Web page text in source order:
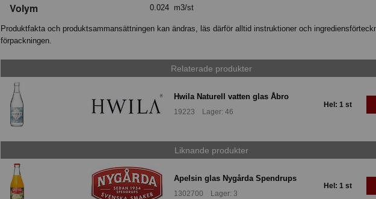
Volym 0.024 m3/st
Produktfakta och produktsammansättningen kan ändras, läs därför alltid instruktioner och
förpackningen.
Relaterade produkter
Hwila Naturell vatten glas Åbro
19223 Lager: 46
Hel: 1 st
Liknande produkter
Apelsin glas Nygårda Spendrups
1302700 Lager: 3
Hel: 1 st